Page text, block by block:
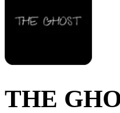
THE